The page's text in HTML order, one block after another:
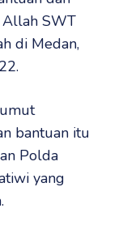
Allah SWT
di Medan,
bantuan itu
Polda
yang